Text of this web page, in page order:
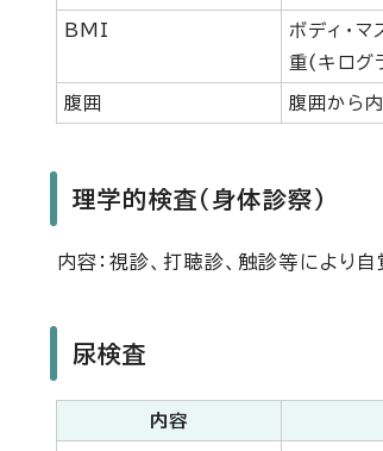
BMI
ボディ・
重(キログ
腹囲 腹囲から
理学的検査（身体診察）
内容：視診、打聴診、触診等により
尿検査
内容